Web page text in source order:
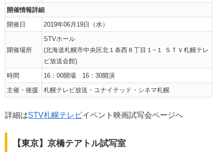
開催情報詳細
開催日
2019年06月19日（水）
開催場所
STVホール
(北海道札幌市中央区北１条西８丁目１−１ ＳＴＶ札幌テレ
ビ放送会館)
時間
16：00開場 16：30開演
主催・後援
札幌テレビ放送・ユナイテッド・シネマ札幌
詳細はSTV札幌テレビイベント映画試写会ページへ
【東京】京橋テアトル試写室